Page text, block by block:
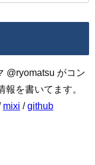
@ryomatsu がコン
を書いてます。
mixi /github